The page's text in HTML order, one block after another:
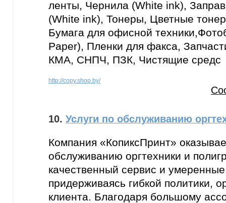
ленты, Чернила (White ink),
(White ink), Тонеры, Цветные
Бумага для офисной
Paper), Пленки для факса,
КМА, СНПЧ, ПЗК, Чистящие средс
http://copy.shop.by/
10. Услуги по обслуживанию
Компания «КопиксПринт»
обслуживанию оргтехники и
качественный сервис и
придерживаясь гибкой политики,
клиента. Благодаря большому